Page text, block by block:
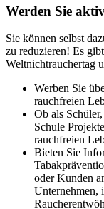
Werden Sie
Sie können selbst
zu reduzieren! Es
Weltnichtrauchertag
Werben Sie
rauchfreien
Ob als
Schule
rauchfreien
Bieten Sie
oder Kunden
Unternehmen,